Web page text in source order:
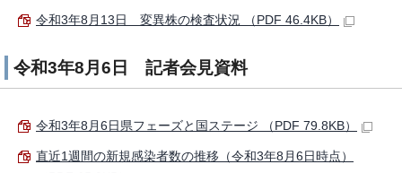
令和3年8月13日 変異株の検査状況 （PDF 46.4KB）
令和3年8月6日 記者会見資料
令和3年8月6日県フェーズと国ステージ （PDF 79.8KB）
直近1週間の新規感染者数の推移（令和3年8月6日時点）